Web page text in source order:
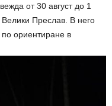
от 30 август до 1
Преслав. В него
по ориентиране в